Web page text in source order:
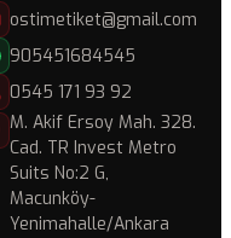
ostimetiket@gmail.com
905451684545
0545 171 93 92
M. Akif Ersoy Mah. 328.
Cad. TR Invest Metro
Suits No:2 G,
Macunköy-
Yenimahalle/Ankara